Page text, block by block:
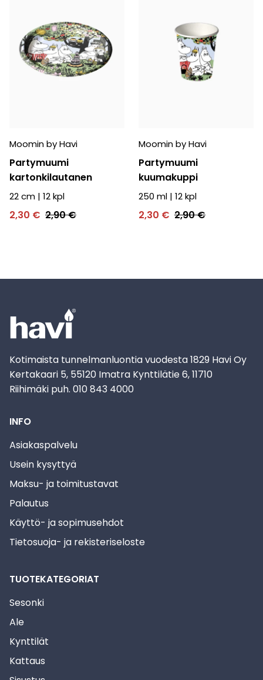
Moomin by Havi
Partymuumi
kartonkilautanen
22 cm | 12kpl
2,30 € 2,90 €
Moomin by Havi
Partymuumi
kuumakuppi
250 ml | 12kpl
2,30 € 2,90 €
Kotimaista tunnelmanluontia vuodesta 1829 Havi Oy
Kertakaari 5, 55120 Imatra Kynttilätie 6, 11710
Riihimäki puh. 010 843 4000
INFO
Asiakaspalvelu
Usein kysyttyä
Maksu- ja toimitustavat
Palautus
Käyttö- ja sopimusehdot
Tietosuoja- ja rekisteriseloste
TUOTEKATEGORIAT
Sesonki
Ale
Kynttilät
Kattaus